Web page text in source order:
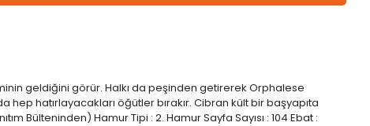
geldiğini görür. Halkı da peşinden getirerek Orphalese
hatırlayacakları öğütler bırakır. Cibran kült bir başyapıta
Bülteninden) Hamur Tipi : 2. Hamur Sayfa Sayısı : 104 Ebat :